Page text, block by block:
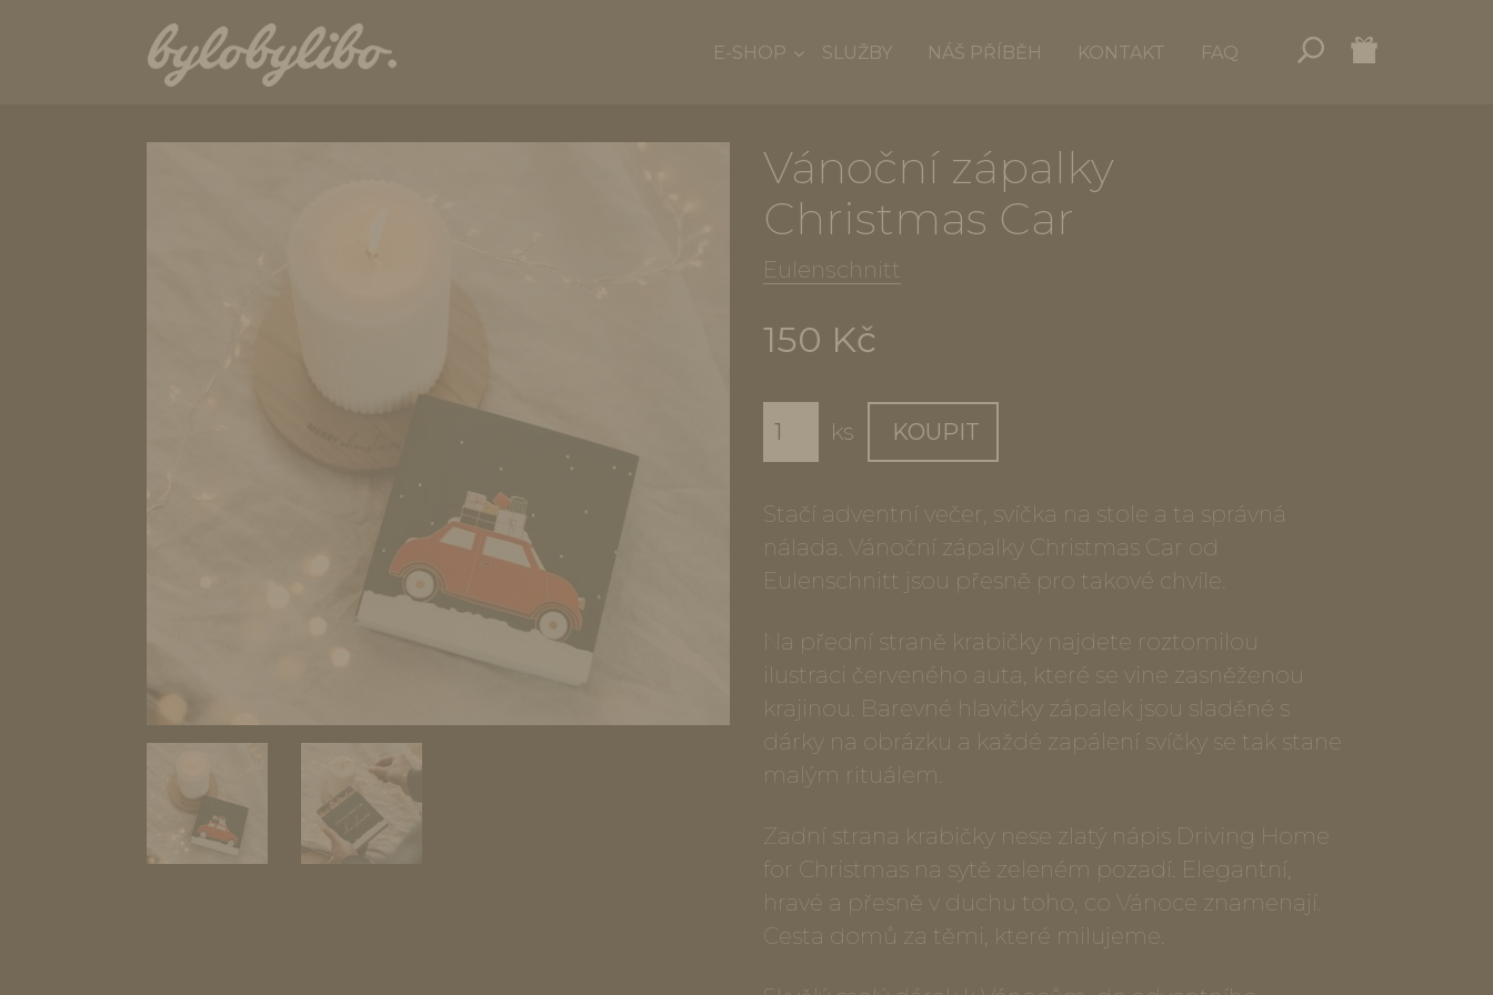
Vánoční zápalky
Christmas Car
Eulenschnitt
150 Kč
ks KOUPIT
Stačí adventní večer, svíčka na stole a ta správná
nálada. Vánoční zápalky Christmas Car od
Eulenschnitt jsou přesně pro takové chvíle.
Na přední straně krabičky najdete roztomilou
ilustraci červeného auta, které se vine zasněženou
krajinou. Barevné hlavičky zápalek jsou sladěné s
dárky na obrázku a každé zapálení svíčky se tak stane
malým rituálem.
Zadní strana krabičky nese zlatý nápis Driving Home
for Christmas na sytě zeleném pozadí. Elegantní,
hravé a přesně v duchu toho, co Vánoce znamenají.
Cesta domů za těmi, které milujeme.
E-SHOP SLUŽBY NÁŠ PŘÍBĚH KONTAKT FAQ